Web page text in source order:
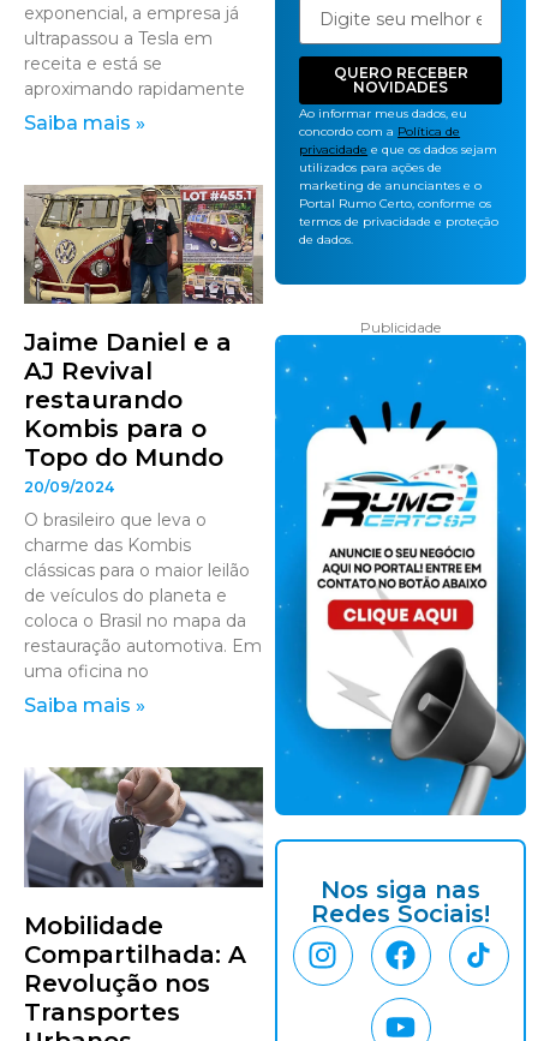
exponencial, a empresa já
ultrapassou a Tesla em
receita e está se
aproximando rapidamente
Saiba mais »
Jaime Daniel e a
AJ Revival
restaurando
Kombis para o
Topo do Mundo
20/09/2024
O brasileiro que leva o
charme das Kombis
clássicas para o maior leilão
de veículos do planeta e
coloca o Brasil no mapa da
restauração automotiva. Em
uma oficina no
Saiba mais »
Mobilidade
Compartilhada: A
Revolução nos
Transportes
QUERO RECEBER
NOVIDADES
Ao informar meus dados, eu
concordo com a Política de
privacidade e que os dados sejam
utilizados para ações de
marketing de anunciantes e o
Portal Rumo Certo, conforme os
termos de privacidade e proteção
de dados.
Publicidade
Nos siga nas
Redes Sociais!